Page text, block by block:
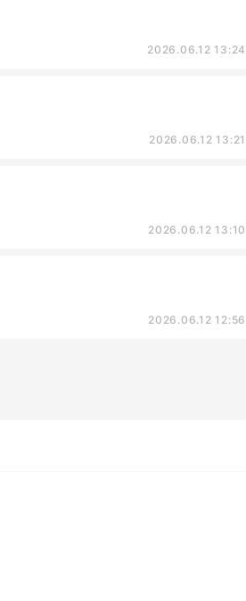
2026.06.12 13:24
2026.06.12 13:21
2026.06.12 13:10
2026.06.12 12:56